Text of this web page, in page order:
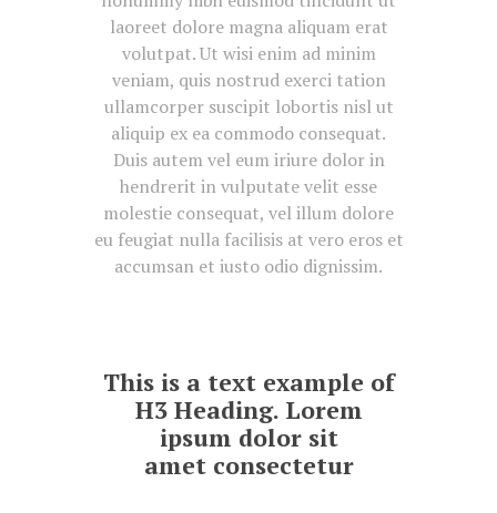
laoreet dolore magna aliquam erat
volutpat. Ut wisi enim ad minim
veniam, quis nostrud exerci tation
ullamcorper suscipit lobortis nisl ut
aliquip ex ea commodo consequat.
Duis autem vel eum iriure dolor in
hendrerit in vulputate velit esse
molestie consequat, vel illum dolore
eu feugiat nulla facilisis at vero eros et
accumsan et iusto odio dignissim.
This is a text example of
H3 Heading. Lorem
ipsum dolor sit
amet consectetur